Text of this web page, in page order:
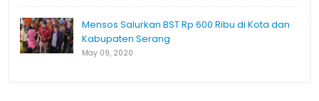
Mensos Salurkan BST Rp 600 Ribu di Kota dan
Kabupaten Serang
May 09, 2020